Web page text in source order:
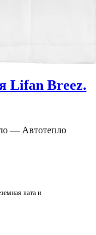
Lifan Breez.
— Автотепло
вата и